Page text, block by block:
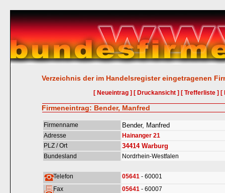
Verzeichnis der im Handelsregister eingetragenen
[ Neueintrag ] [ Druckansicht ] [ Trefferliste ] [
Firmeneintrag: Bender, Manfred
Firmenname Bender, Manfred
Adresse
Hainanger 21
PLZ / Ort
34414 Warburg
Bundesland Nordrhein-Westfalen
Telefon 05641 - 60001
Fax
05641 - 60007